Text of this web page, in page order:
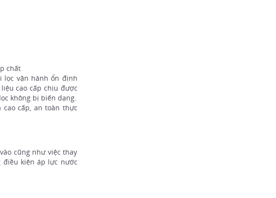
chất
lọc vận hành ổn định
cao cấp chịu được
không bị biến dạng.
cấp, an toàn thực
cũng như việc thay
điều kiện áp lực nước